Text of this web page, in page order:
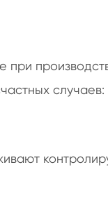
при
случаев: